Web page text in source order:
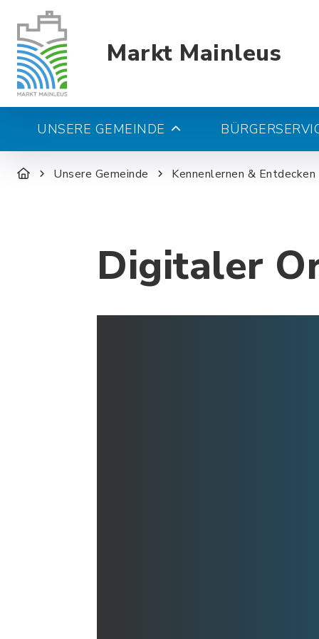
Markt Mainleus
UNSERE GEMEINDE
Unsere Gemeinde Kennenlernen & Entdecken
Digitaler